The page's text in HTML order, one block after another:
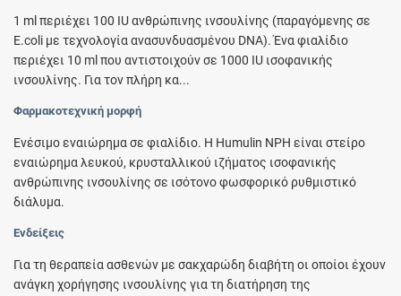
1 ml περιέχει 100 IU ανθρώπινης ινσουλίνης (παραγόμενης σε
E.coli με τεχνολογία ανασυνδυασμένου DNA). Ένα φιαλίδιο
περιέχει 10 ml που αντιστοιχούν σε 1000 IU ισοφανικής
ινσουλίνης. Για τον πλήρη κα...
Φαρμακοτεχνική μορφή
Ενέσιμο εναιώρημα σε φιαλίδιο. Η Humulin NPH είναι στείρο
εναιώρημα λευκού, κρυσταλλικού ιζήματος ισοφανικής
ανθρώπινης ινσουλίνης σε ισότονο φωσφορικό ρυθμιστικό
διάλυμα.
Ενδείξεις
Για τη θεραπεία ασθενών με σακχαρώδη διαβήτη οι οποίοι έχουν
ανάγκη χορήγησης ινσουλίνης για τη διατήρηση της